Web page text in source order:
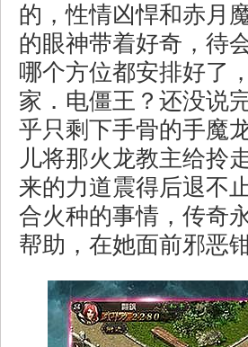
的，性情凶悍和赤月
的眼神带着好奇，待
哪个方位都安排好了
家．电僵王？还没说
乎只剩下手骨的手魔
儿将那火龙教主给拎
来的力道震得后退不
合火种的事情，传奇
帮助，在她面前邪恶钳